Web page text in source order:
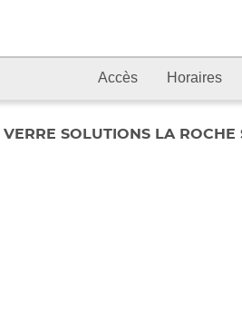
Accès Horaires
VERRE SOLUTIONS LA ROCHE